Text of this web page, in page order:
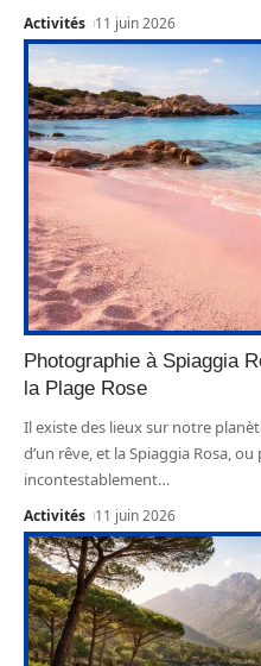
Activités 11 juin 2026
Photographie à Spiaggia
la Plage Rose
Il existe des lieux sur notre
d’un rêve, et la Spiaggia Rosa,
incontestablement…
Activités 11 juin 2026